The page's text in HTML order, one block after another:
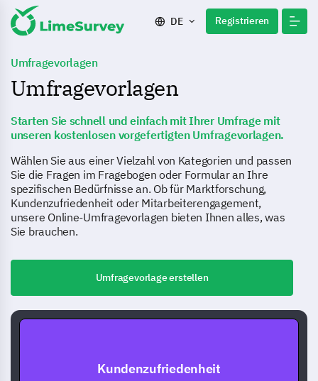
DE Registrieren
Umfragevorlagen
Umfragevorlagen
Starten Sie schnell und einfach mit Ihrer Umfrage mit
unseren kostenlosen vorgefertigten Umfragevorlagen.
Wählen Sie aus einer Vielzahl von Kategorien und passen
Sie die Fragen im Fragebogen oder Formular an Ihre
spezifischen Bedürfnisse an. Ob für Marktforschung,
Kundenzufriedenheit oder Mitarbeiterengagement,
unsere Online-Umfragevorlagen bieten Ihnen alles, was
Sie brauchen.
Umfragevorlage erstellen
Kundenzufriedenheit